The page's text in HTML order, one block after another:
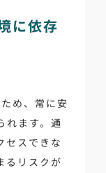
に依存
め、常に安
れます。通
セスできな
るリスクが